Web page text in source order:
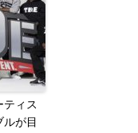
ティス
ルが目